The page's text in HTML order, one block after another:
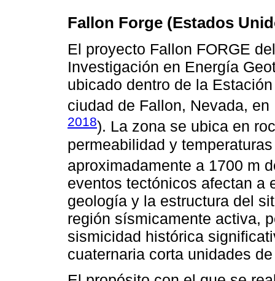
Fallon Forge (Estados
El proyecto Fallon FORGE
Investigación en Energía
ubicado dentro de la
ciudad de Fallon, Nevada,
2018). La zona se ubica en
permeabilidad y
aproximadamente a 1700 m
eventos tectónicos afectan a
geología y la estructura del
región sísmicamente activa,
sismicidad histórica
cuaternaria corta unidades